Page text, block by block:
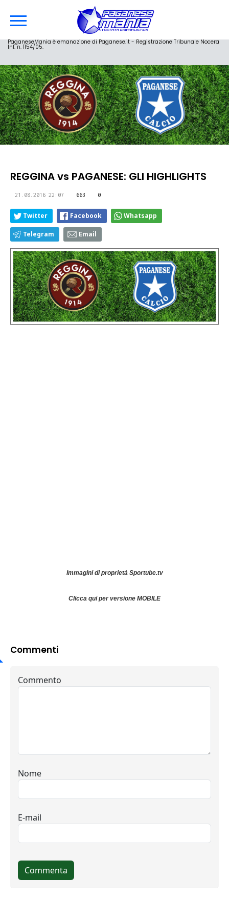
PaganeseMania è emanazione di Paganese.it - Registrazione Tribunale Nocera
Inf. n. 1154/05.
REGGINA vs PAGANESE: GLI HIGHLIGHTS
21.08.2016 22:07 663 0
Twitter Facebook Whatsapp
Telegram Email
Immagini di proprietà Sportube.tv
Clicca qui per versione MOBILE
Commenti